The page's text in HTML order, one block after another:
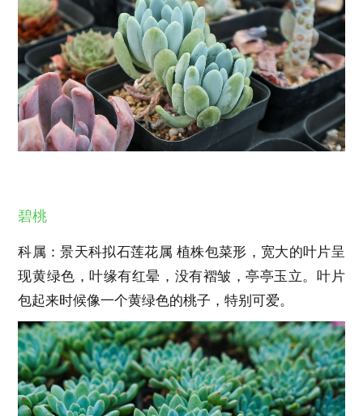
碧桃
科属：景天科拟石莲花属 植株包菜形，宽大的叶片呈
现黄绿色，叶缘有红晕，没有褶皱，亭亭玉立。叶片
包起来时候像一个黄绿色的桃子，特别可爱。